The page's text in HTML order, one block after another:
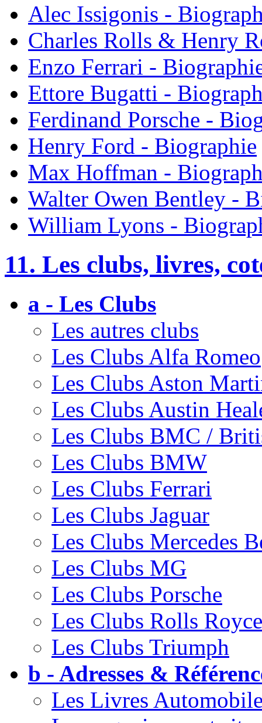
Alec Issigonis -
Charles Rolls & Henry
Enzo Ferrari -
Ettore Bugatti -
Ferdinand Porsche -
Henry Ford - Biographie
Max Hoffman -
Walter Owen Bentley -
William Lyons -
11. Les clubs, livres,
a - Les Clubs
Les autres clubs
Les Clubs Alfa Romeo
Les Clubs Aston
Les Clubs Austin
Les Clubs BMC /
Les Clubs BMW
Les Clubs Ferrari
Les Clubs Jaguar
Les Clubs Mercedes
Les Clubs MG
Les Clubs Porsche
Les Clubs Rolls
Les Clubs Triumph
b - Adresses &
Les Livres